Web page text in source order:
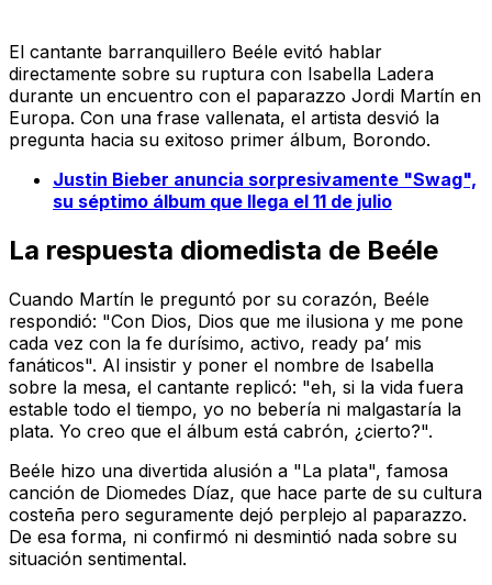
El cantante barranquillero Beéle evitó hablar
directamente sobre su ruptura con Isabella Ladera
durante un encuentro con el paparazzo Jordi Martín en
Europa. Con una frase vallenata, el artista desvió la
pregunta hacia su exitoso primer álbum, Borondo.
Justin Bieber anuncia sorpresivamente "Swag",
su séptimo álbum que llega el 11 de julio
La respuesta diomedista de Beéle
Cuando Martín le preguntó por su corazón, Beéle
respondió: "Con Dios, Dios que me ilusiona y me pone
cada vez con la fe durísimo, activo, ready pa’ mis
fanáticos". Al insistir y poner el nombre de Isabella
sobre la mesa, el cantante replicó: "eh, si la vida fuera
estable todo el tiempo, yo no bebería ni malgastaría la
plata. Yo creo que el álbum está cabrón, ¿cierto?".
Beéle hizo una divertida alusión a "La plata", famosa
canción de Diomedes Díaz, que hace parte de su cultura
costeña pero seguramente dejó perplejo al paparazzo.
De esa forma, ni confirmó ni desmintió nada sobre su
situación sentimental.